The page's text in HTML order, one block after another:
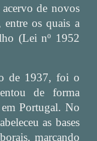
de novos
entre os quais a
(Lei nº 1952
de 1937, foi o
de forma
Portugal. No
as bases
marcando